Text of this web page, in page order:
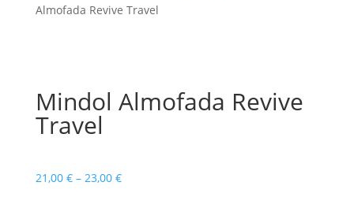
Almofada Revive Travel
Mindol Almofada Revive
Travel
21,00 € – 23,00 €Price